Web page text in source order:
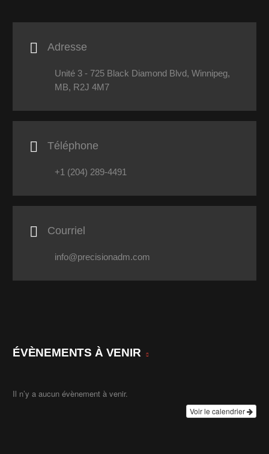
 Adresse
Unité 3 - 725 Black Diamond Blvd, Winnipeg,
MB, R2J 4M7
 Téléphone
+1 (204) 289-4491
 Courriel
info@precisionadm.com
ÉVÈNEMENTS À VENIR
Il n’y a aucun évènement à venir.
Voir le calendrier